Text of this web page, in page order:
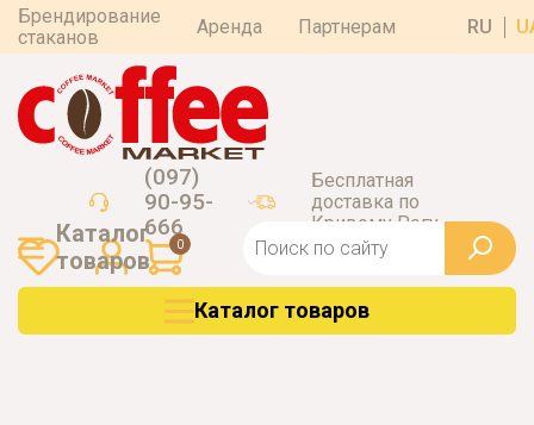
Брендирование
стаканов
Аренда Партнерам RU
(097)
90-95-
666
Бесплатная
доставка по
Кривому Рогу
0
Каталог
товаров
Каталог товаров